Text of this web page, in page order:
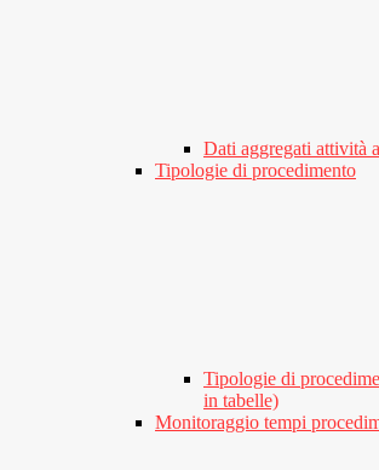
Dati aggregati attività
Tipologie di procedimento
Tipologie di
in tabelle)
Monitoraggio tempi